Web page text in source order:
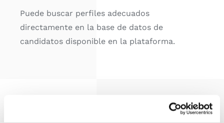
Puede buscar perfiles adecuados
directamente en la base de datos de
candidatos disponible en la plataforma.